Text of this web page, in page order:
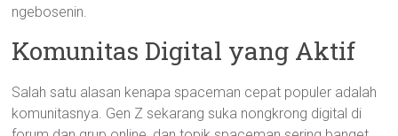
ngebosenin.
Komunitas Digital yang Aktif
Salah satu alasan kenapa spaceman cepat populer adalah
komunitasnya. Gen Z sekarang suka nongkrong digital di